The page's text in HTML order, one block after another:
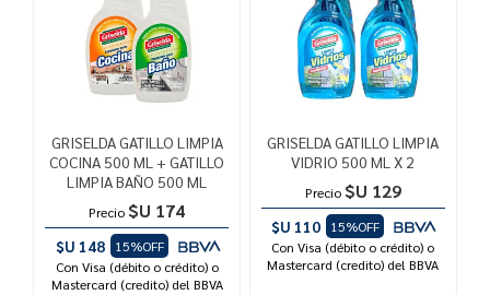
GRISELDA GATILLO LIMPIA
COCINA 500 ML + GATILLO
LIMPIA BAÑO 500 ML
Precio $U 174
$U 148
15%OFF
Con Visa (débito o crédito) o
Mastercard (credito) del BBVA
GRISELDA GATILLO LIMPIA
VIDRIO 500 ML X 2
Precio $U 129
$U 110
15%OFF
Con Visa (débito o crédito) o
Mastercard (credito) del BBVA